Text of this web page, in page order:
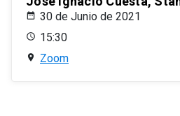
30 de Junio de 2021
15:30
Zoom